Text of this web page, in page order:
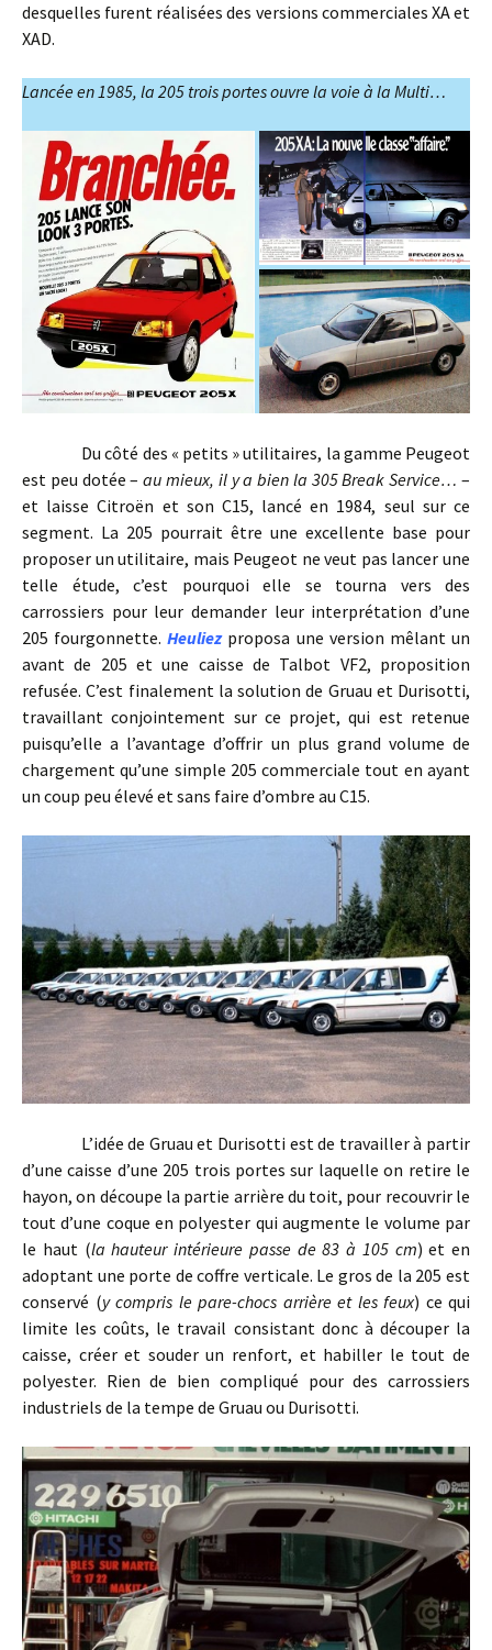
desquelles furent réalisées des versions commerciales XA et
XAD.
Lancée en 1985, la 205 trois portes ouvre la voie à la Multi…
Du côté des « petits » utilitaires, la gamme Peugeot
est peu dotée –au mieux, il y a bien la 305 Break Service… –
et laisse Citroën et son C15, lancé en 1984, seul sur ce
segment. La 205 pourrait être une excellente base pour
proposer un utilitaire, mais Peugeot ne veut pas lancer une
telle étude, c’est pourquoi elle se tourna vers des
carrossiers pour leur demander leur interprétation d’une
205 fourgonnette.Heuliezproposa une version mêlant un
avant de 205 et une caisse de Talbot VF2, proposition
refusée. C’est finalement la solution de Gruau et Durisotti,
travaillant conjointement sur ce projet, qui est retenue
puisqu’elle a l’avantage d’offrir un plus grand volume de
chargement qu’une simple 205 commerciale tout en ayant
un coup peu élevé et sans faire d’ombre au C15.
L’idée de Gruau et Durisotti est de travailler à partir
d’une caisse d’une 205 trois portes sur laquelle on retire le
hayon, on découpe la partie arrière du toit, pour recouvrir le
tout d’une coque en polyester qui augmente le volume par
le haut (la hauteur intérieure passe de 83 à 105 cm) et en
adoptant une porte de coffre verticale. Le gros de la 205 est
conservé (y compris le pare-chocs arrière et les feux) ce qui
limite les coûts, le travail consistant donc à découper la
caisse, créer et souder un renfort, et habiller le tout de
polyester. Rien de bien compliqué pour des carrossiers
industriels de la tempe de Gruau ou Durisotti.